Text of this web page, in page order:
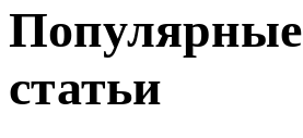
Популярные
статьи